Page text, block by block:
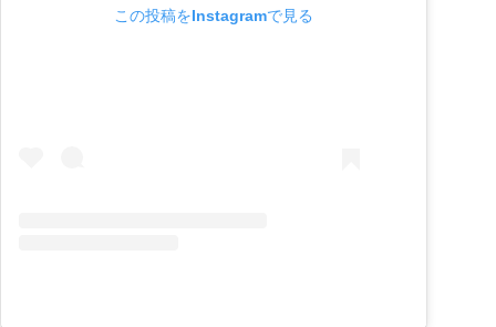
この投稿をInstagramで見る